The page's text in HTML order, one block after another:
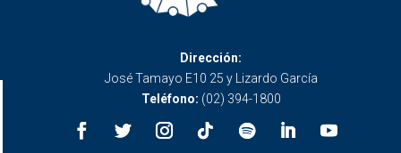
Dirección:
José Tamayo E10 25 y Lizardo García
Teléfono: (02) 394-1800